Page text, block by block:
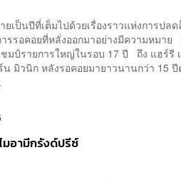
ยเป็นปีที่เต็มไปด้วยเรื่องราวแห่งการปล
รรอคอยที่หลั่งออกมาอย่างมีความหมา
มป์รายการใหญ่ในรอบ 17 ปี ถึง แฮร์รี
น มิวนิก หลังรอคอยมายาวนานกว่า 15
มอามีกรังด์ปรีซ์